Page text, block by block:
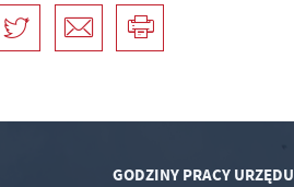
GODZINY PRACY URZĘDU